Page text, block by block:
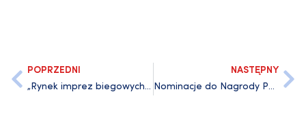
POPRZEDNI
„Rynek imprez biegowych” w czasopiśmie „Forum Akademickie”
NASTĘPNY
Nominacje do Nagrody Polskiego Towarzystwa Badań nad Filmem i Mediami